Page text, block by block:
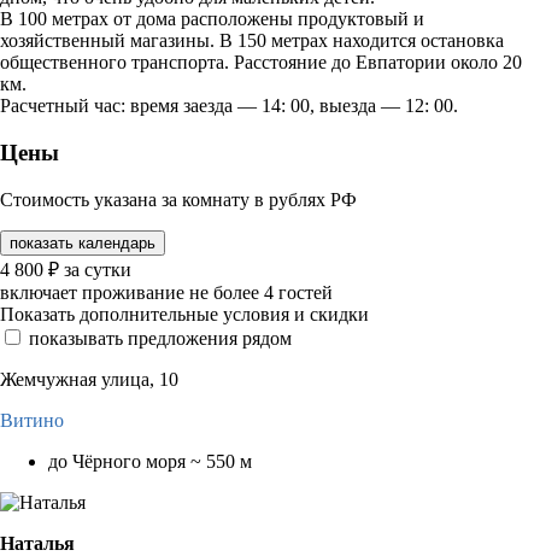
В 100 метрах от дома расположены продуктовый и
хозяйственный магазины. В 150 метрах находится остановка
общественного транспорта. Расстояние до Евпатории около 20
км.
Расчетный час: время заезда — 14: 00, выезда — 12: 00.
Цены
Стоимость указана за комнату в рублях РФ
показать календарь
4 800 ₽ за сутки
включает проживание не более 4 гостей
Показать дополнительные условия и скидки
показывать предложения рядом
Жемчужная улица, 10
Витино
до Чёрного моря ~ 550 м
Наталья